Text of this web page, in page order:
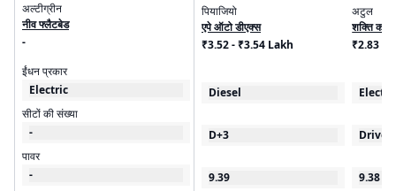
अल्टीग्रीन
नीव फ्लैटबेड
-
ईंधन प्रकार
Electric
सीटों की संख्या
-
पावर
-
पियाजियो
एपे ऑटो डीएक्स
₹3.52 - ₹3.54 Lakh
Diesel
D+3
9.39
अटुल
शक्ति कार्गो
₹2.83 -
Driver
9.38